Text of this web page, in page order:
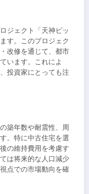
ジェクト「天神ビッ
す。このプロジェク
改修を通じて、都市
います。これによ
投資家にとっても注
築年数や耐震性、周
。特に中古住宅を選
の維持費用を考慮す
は将来的な人口減少
点での市場動向を確